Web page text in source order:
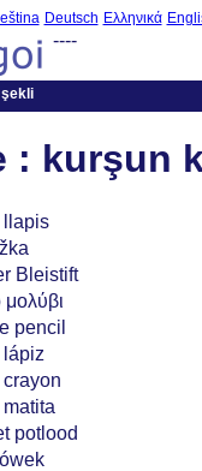
Deutsch Ελληνικά
----
şekli
: kurşun
llapis
Bleistift
μολύβι
pencil
lápiz
crayon
matita
potlood